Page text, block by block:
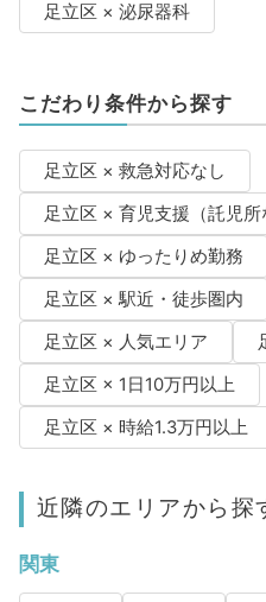
足立区 × 泌尿器科
こだわり条件から探す
足立区 × 救急対応なし
足立区 × 育児支援（託児所
足立区 × ゆったりめ勤務
足立区 × 駅近・徒歩圏内
足立区 × 人気エリア
足立区 × 1日10万円以上
足立区 × 時給1.3万円以上
近隣のエリアから探
関東